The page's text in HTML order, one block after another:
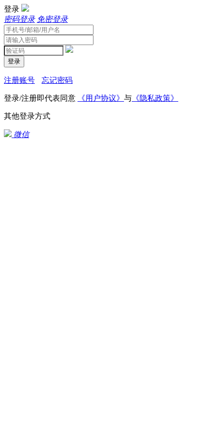
登录
密码登录 免密登录
登录
注册账号 忘记密码
登录/注册即代表同意 《用户协议》 与 《隐私政策》
其他登录方式
微信